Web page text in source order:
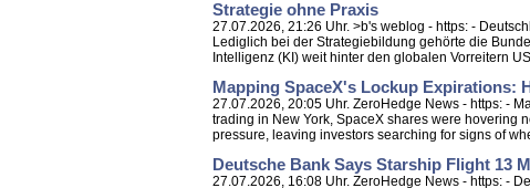
Strategie ohne Praxis
27.07.2026, 21:26 Uhr. >b's weblog - https: -
Lediglich bei der Strategiebildung gehörte die
Intelligenz (KI) weit hinter den globalen Vorreitern
Mapping SpaceX's Lockup Expirations:
27.07.2026, 20:05 Uhr. ZeroHedge News - https: -
trading in New York, SpaceX shares were hovering
pressure, leaving investors searching for signs of
Deutsche Bank Says Starship Flight 13
27.07.2026, 16:08 Uhr. ZeroHedge News - https: -